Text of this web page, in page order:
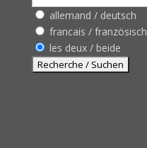
allemand / deutsch
francais / französisch
les deux / beide